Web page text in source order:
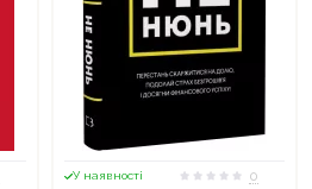
У наявності
0